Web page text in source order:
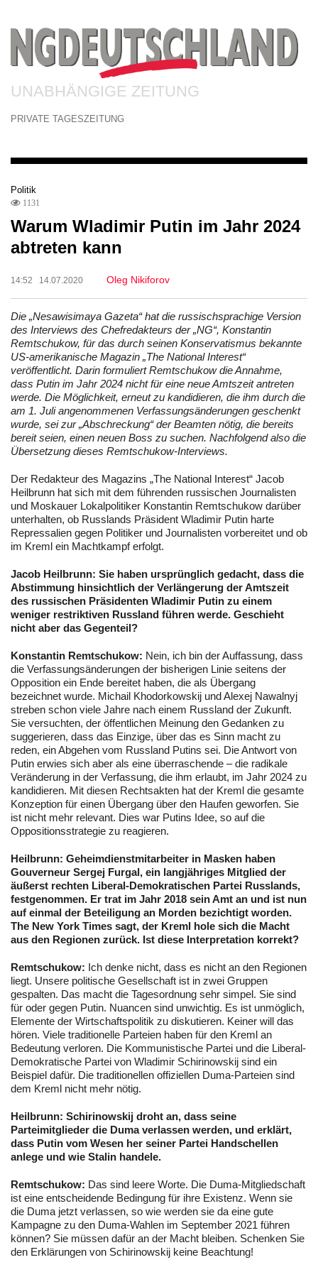
UNABHÄNGIGE ZEITUNG
PRIVATE TAGESZEITUNG
Politik
1131
Warum Wladimir Putin im Jahr 2024
abtreten kann
14:52 14.07.2020 Oleg Nikiforov
Die „Nesawisimaya Gazeta“ hat die russischsprachige Version
des Interviews des Chefredakteurs der „NG“, Konstantin
Remtschukow, für das durch seinen Konservatismus bekannte
US-amerikanische Magazin „The National Interest“
veröffentlicht. Darin formuliert Remtschukow die Annahme,
dass Putin im Jahr 2024 nicht für eine neue Amtszeit antreten
werde. Die Möglichkeit, erneut zu kandidieren, die ihm durch die
am 1. Juli angenommenen Verfassungsänderungen geschenkt
wurde, sei zur „Abschreckung“ der Beamten nötig, die bereits
bereit seien, einen neuen Boss zu suchen. Nachfolgend also die
Übersetzung dieses Remtschukow-Interviews.
Der Redakteur des Magazins „The National Interest“ Jacob
Heilbrunn hat sich mit dem führenden russischen Journalisten
und Moskauer Lokalpolitiker Konstantin Remtschukow darüber
unterhalten, ob Russlands Präsident Wladimir Putin harte
Repressalien gegen Politiker und Journalisten vorbereitet und ob
im Kreml ein Machtkampf erfolgt.
Jacob Heilbrunn: Sie haben ursprünglich gedacht, dass die
Abstimmung hinsichtlich der Verlängerung der Amtszeit
des russischen Präsidenten Wladimir Putin zu einem
weniger restriktiven Russland führen werde. Geschieht
nicht aber das Gegenteil?
Konstantin Remtschukow: Nein, ich bin der Auffassung, dass
die Verfassungsänderungen der bisherigen Linie seitens der
Opposition ein Ende bereitet haben, die als Übergang
bezeichnet wurde. Michail Khodorkowskij und Alexej Nawalnyj
streben schon viele Jahre nach einem Russland der Zukunft.
Sie versuchten, der öffentlichen Meinung den Gedanken zu
suggerieren, dass das Einzige, über das es Sinn macht zu
reden, ein Abgehen vom Russland Putins sei. Die Antwort von
Putin erwies sich aber als eine überraschende – die radikale
Veränderung in der Verfassung, die ihm erlaubt, im Jahr 2024 zu
kandidieren. Mit diesen Rechtsakten hat der Kreml die gesamte
Konzeption für einen Übergang über den Haufen geworfen. Sie
ist nicht mehr relevant. Dies war Putins Idee, so auf die
Oppositionsstrategie zu reagieren.
Heilbrunn: Geheimdienstmitarbeiter in Masken haben
Gouverneur Sergej Furgal, ein langjähriges Mitglied der
äußerst rechten Liberal-Demokratischen Partei Russlands,
festgenommen. Er trat im Jahr 2018 sein Amt an und ist nun
auf einmal der Beteiligung an Morden bezichtigt worden.
The New York Times sagt, der Kreml hole sich die Macht
aus den Regionen zurück. Ist diese Interpretation korrekt?
Remtschukow: Ich denke nicht, dass es nicht an den Regionen
liegt. Unsere politische Gesellschaft ist in zwei Gruppen
gespalten. Das macht die Tagesordnung sehr simpel. Sie sind
für oder gegen Putin. Nuancen sind unwichtig. Es ist unmöglich,
Elemente der Wirtschaftspolitik zu diskutieren. Keiner will das
hören. Viele traditionelle Parteien haben für den Kreml an
Bedeutung verloren. Die Kommunistische Partei und die Liberal-
Demokratische Partei von Wladimir Schirinowskij sind ein
Beispiel dafür. Die traditionellen offiziellen Duma-Parteien sind
dem Kreml nicht mehr nötig.
Heilbrunn: Schirinowskij droht an, dass seine
Parteimitglieder die Duma verlassen werden, und erklärt,
dass Putin vom Wesen her seiner Partei Handschellen
anlege und wie Stalin handele.
Remtschukow: Das sind leere Worte. Die Duma-Mitgliedschaft
ist eine entscheidende Bedingung für ihre Existenz. Wenn sie
die Duma jetzt verlassen, so wie werden sie da eine gute
Kampagne zu den Duma-Wahlen im September 2021 führen
können? Sie müssen dafür an der Macht bleiben. Schenken Sie
den Erklärungen von Schirinowskij keine Beachtung!